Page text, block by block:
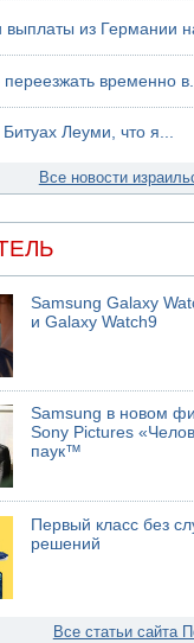
выплаты из Германии
временно в...
Битуах Леуми, что я...
Все новости
Samsung Galaxy
и Galaxy Watch9
Samsung в новом
Sony Pictures
паук™
Первый класс без
решений
Все статьи сайта